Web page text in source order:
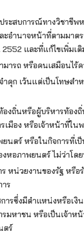
ะสบการณ์ทางวิชาชีพ
อำนาจหน้าที่ตามมาต
และที่แก้ไขเพิ่มเ
ารถ หรือคนเสมือนไร้
คุก เว้นแต่เป็นโทษสำ
งถิ่นหรือผู้บริหารท้อง
มือง หรือเจ้าหน้าที่ใน
นตร์ หรือในกิจการที่เ
หอภาพยนตร์ ไม่ว่าโด
ร หน่วยงานของรัฐ หรื
ร
ารซึ่งมีตำแหน่งหรือเ
มหาชน หรือเป็นเจ้า
ตร์